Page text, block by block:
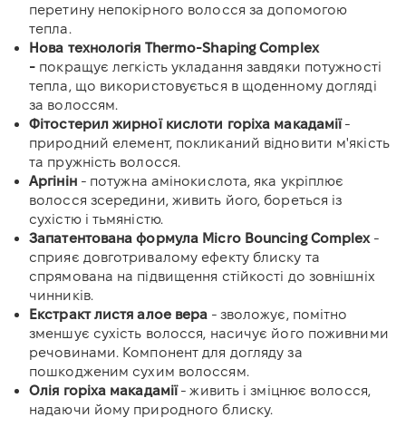
перетину непокірного волосся за допомогою
тепла.
Нова технологія Thermo-Shaping Complex
- покращує легкість укладання завдяки потужності
тепла, що використовується в щоденному догляді
за волоссям.
Фітостерил жирної кислоти горіха макадамії-
природний елемент, покликаний відновити м'якість
та пружність волосся.
Аргінін - потужна амінокислота, яка укріплює
волосся зсередини, живить його, бореться із
сухістю і тьмяністю.
Запатентована формула Micro Bouncing Complex-
сприяє довготривалому ефекту блиску та
спрямована на підвищення стійкості до зовнішніх
чинників.
Екстракт листя алое вера - зволожує, помітно
зменшує сухість волосся, насичує його поживними
речовинами. Компонент для догляду за
пошкодженим сухим волоссям.
Олія горіха макадамії- живить і зміцнює волосся,
надаючи йому природного блиску.